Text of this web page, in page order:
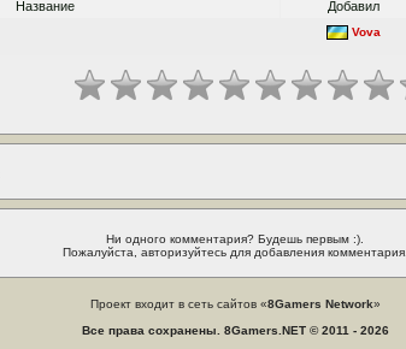
Название Добавил
Vova
Ни одного комментария? Будешь первым :).
Пожалуйста, авторизуйтесь для добавления комментария.
Проект входит в сеть сайтов «8Gamers Network»
Все права сохранены. 8Gamers.NET © 2011 - 2026